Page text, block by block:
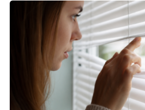
ANÚNCIOS